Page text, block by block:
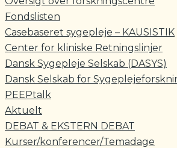
Fondslisten
Casebaseret sygepleje – KAUSISTIK
Center for kliniske Retningslinjer
Dansk Sygepleje Selskab (DASYS)
Dansk Selskab for
PEEPtalk
Aktuelt
DEBAT & EKSTERN DEBAT
Kurser/konferencer/Temadage